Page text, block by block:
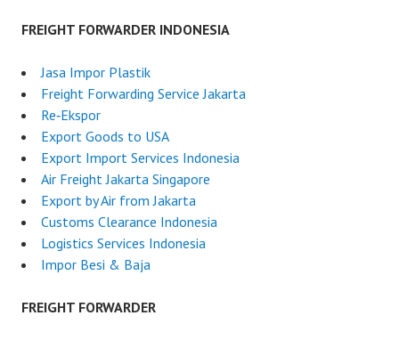
FREIGHT FORWARDER INDONESIA
Jasa Impor Plastik
Freight Forwarding Service Jakarta
Re‑Ekspor
Export Goods to USA
Export Import Services Indonesia
Air Freight Jakarta Singapore
Export by Air from Jakarta
Customs Clearance Indonesia
Logistics Services Indonesia
Impor Besi & Baja
FREIGHT FORWARDER